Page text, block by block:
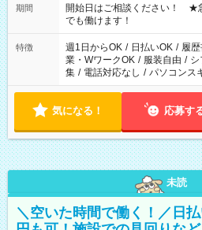
せん ※法令に基づき、週20時
象となります ※労働者派遣法（
り、短時間・短期間の就業は
期間
開始日はご相談ください！ ★
でも働けます！
特徴 週1日からOK / 日払いOK / 履
業・WワークOK / 服装自由 / シ
集 / 電話対応なし / パソコンス
気になる！ 応募す
未読
＼空いた時間で働く！／日